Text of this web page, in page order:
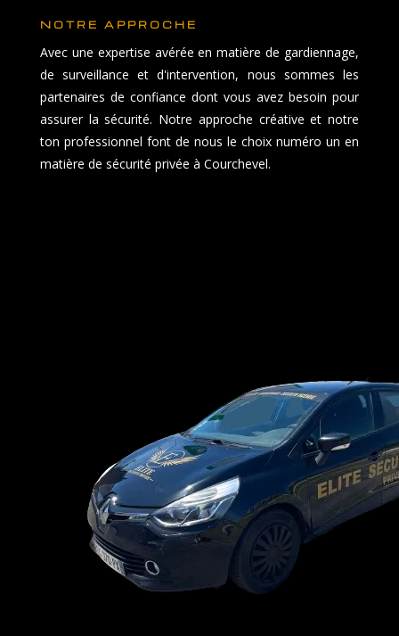
NOTRE APPROCHE
Avec une expertise avérée en matière de gardiennage,
de surveillance et d'intervention, nous sommes les
partenaires de confiance dont vous avez besoin pour
assurer la sécurité. Notre approche créative et notre
ton professionnel font de nous le choix numéro un en
matière de sécurité privée à Courchevel.